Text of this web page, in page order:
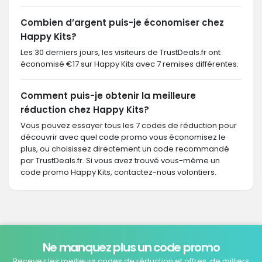
Combien d’argent puis-je économiser chez
Happy Kits?
Les 30 derniers jours, les visiteurs de TrustDeals.fr ont
économisé €17 sur Happy Kits avec 7 remises différentes.
Comment puis-je obtenir la meilleure
réduction chez Happy Kits?
Vous pouvez essayer tous les 7 codes de réduction pour
découvrir avec quel code promo vous économisez le
plus, ou choisissez directement un code recommandé
par TrustDeals.fr. Si vous avez trouvé vous-même un
code promo Happy Kits, contactez-nous volontiers.
Ne manquez plus un code promo